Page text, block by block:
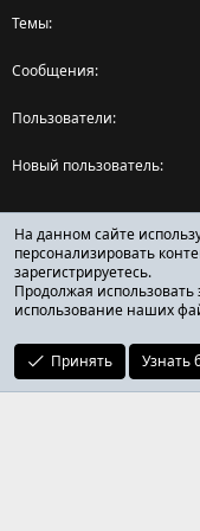
Темы
Сообщения
Пользователи
Новый пользователь
Поделиться
Facebook
X (Twitter)
Reddit
ОТЗЫВЫ ОНЛАЙН ФОРУМ
На данном сайте
персонализировать
зарегистрируетесь.
Продолжая использовать
использование наших
Принять Узнать